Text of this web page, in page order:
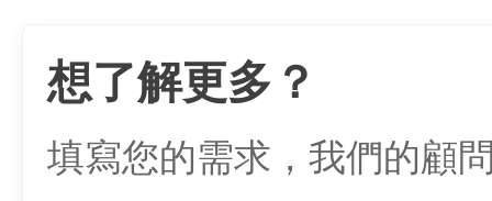
想了解更多？
填寫您的需求，我們的顧